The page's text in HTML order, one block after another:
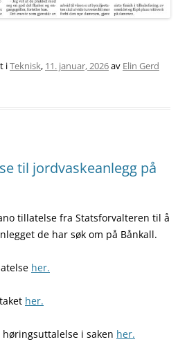
iTeknisk, 11. januar, 2026av Elin Gerd
til jordvaskeanlegg på
tillatelse fra Statsforvalteren til å
de har søk om på Bånkall.
her.
her.
i saken her.